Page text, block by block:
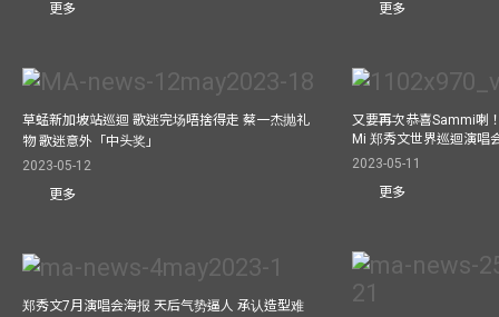
更多
更多
草蜢新加坡站巡迴 歌迷完场唔捨得走 蔡一杰抛礼
物 歌迷意外「中头奖」
2023-05-12
更多
又要再次恭喜Sammi喇
Mi 郑秀文世界巡迴演唱
2023-05-11
更多
郑秀文7月演唱会海报 天后气势逼人 承认造型难